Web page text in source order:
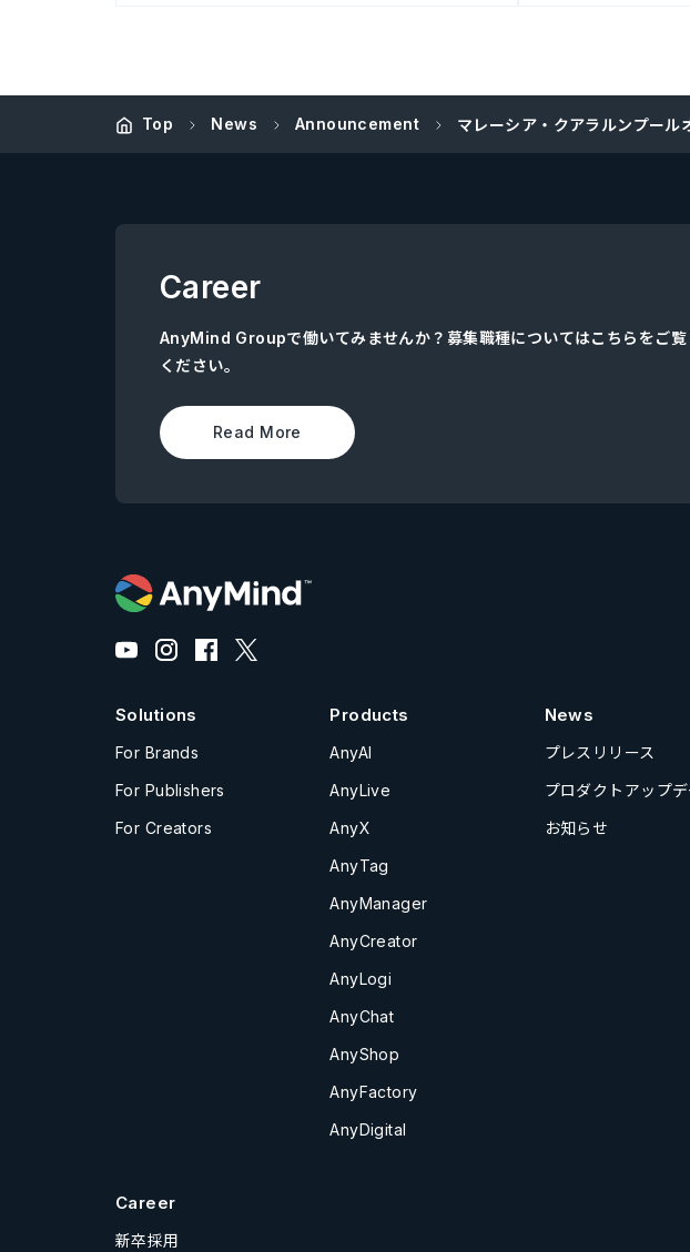
Top News Announcement マレーシア・クアラルンプール
Career
AnyMind Groupで働いてみませんか？募集職種についてはこちらをご覧
ください。
Read More
Solutions
For Brands
For Publishers
For Creators
Products
AnyAI
AnyLive
AnyX
AnyTag
AnyManager
AnyCreator
AnyLogi
AnyChat
AnyShop
AnyFactory
AnyDigital
News
プレスリリース
プロダクトアップデ
お知らせ
Career
新卒採用